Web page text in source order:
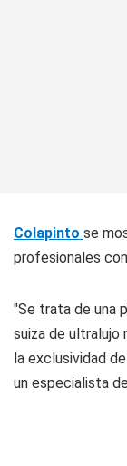
Colapinto se
profesionales
"Se trata de una
suiza de ultralujo
la exclusividad
un especialista